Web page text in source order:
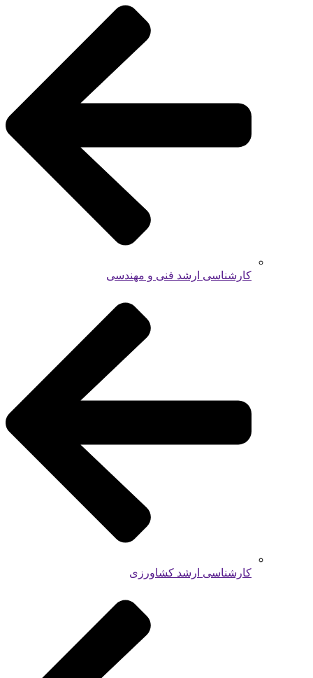
کارشناسی ارشد فنی و مهندسی
کارشناسی ارشد کشاورزی